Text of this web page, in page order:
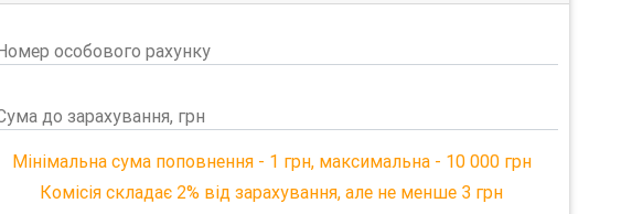
особового рахунку
до зарахування, грн
Мінімальна сума поповнення - 1 грн, максимальна - 10 000 грн
Комісія складає 2% від зарахування, але не менше 3 грн